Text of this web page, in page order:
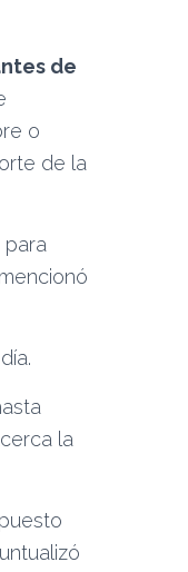
de
o
de la
para
la